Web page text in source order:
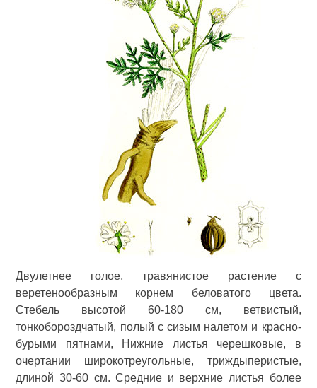
Двулетнее голое, травянистое растение с
веретенообразным корнем беловатого цвета.
Стебель высотой 60-180 см, ветвистый,
тонкобороздчатый, полый с сизым налетом и красно-
бурыми пятнами, Нижние листья черешковые, в
очертании широкотреугольные, триждыперистые,
длиной 30-60 см. Средние и верхние листья более